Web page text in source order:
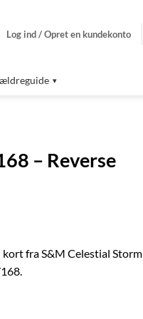
Log ind / Opret en kundekonto
– Reverse
fra S&M Celestial Storm